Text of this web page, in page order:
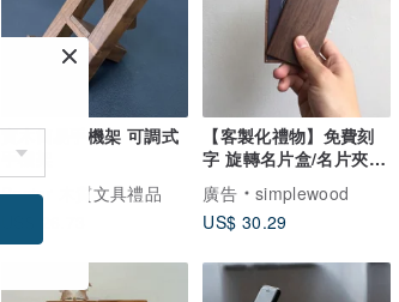
實木簡易手機架 可調式
手機架
Bestar 木質文具禮品
【客製化禮物】免費刻
字 旋轉名片盒/名片夾/
卡夾 胡桃木 似顏繪
廣告
simplewood
US$ 30.29